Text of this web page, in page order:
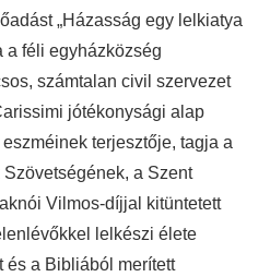
„Házasság egy lelkiatya
a féli egyházközség
számtalan civil szervezet
jótékonysági alap
terjesztője, tagja a
a Szent
Vilmos-díjjal kitüntetett
lelkészi élete
és a Bibliából merített